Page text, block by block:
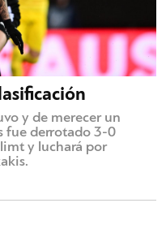
y de merecer un
fue derrotado 3-0
y luchará por